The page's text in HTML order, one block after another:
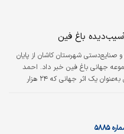
باغ فین
صنایع‌‌‌دستی شهرستان کاشان از پایان
جهانی باغ فین خبر داد. احمد
دانایی‌‌‌نیا اظهار کرد: عملیات مرمت باغ فین به‌‌‌عنوان یک اثر جهانی که ۲۴ هزار
سنگ‌‌‌فرش‌‌‌ پیاده‌راه‌‌‌های داخل
منتهی به چشمه سلیمانیه،
لکه‌‌‌گیری…
۵۸۸۵